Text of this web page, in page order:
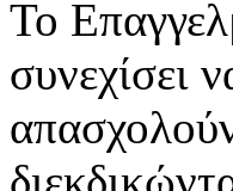
Το
συνεχίσει
απασχολούν